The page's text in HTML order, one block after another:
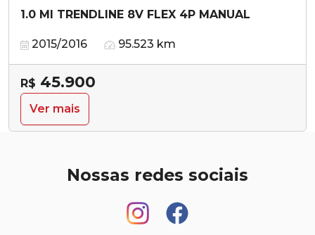
1.0 MI TRENDLINE 8V FLEX 4P MANUAL
2015/2016 95.523 km
R$ 45.900
Ver mais
Nossas redes sociais